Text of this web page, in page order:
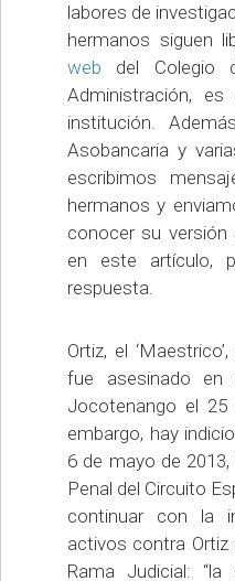
labores de
hermanos siguen
web del Colegio
Administración,
institución.
Asobancaria y
escribimos
hermanos y
conocer su
en este artículo,
respuesta.
Ortiz, el
fue asesinado en
Jocotenango el 25
embargo, hay
6 de mayo de
Penal del Circuito
continuar con la
activos contra Ortiz
Rama Judicial: “la